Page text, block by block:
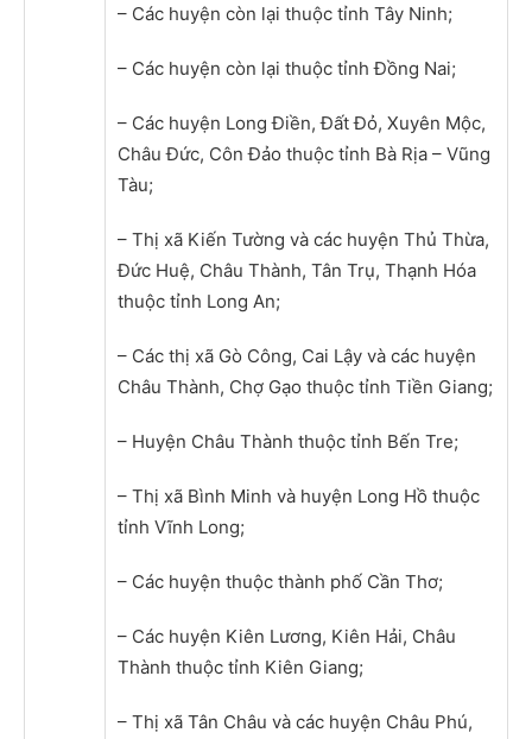
– Các huyện còn lại thuộc tỉnh Tây Ninh;
– Các huyện còn lại thuộc tỉnh Đồng Nai;
– Các huyện Long Điền, Đất Đỏ, Xuyên Mộc,
Châu Đức, Côn Đảo thuộc tỉnh Bà Rịa – Vũng
Tàu;
– Thị xã Kiến Tường và các huyện Thủ Thừa,
Đức Huệ, Châu Thành, Tân Trụ, Thạnh Hóa
thuộc tỉnh Long An;
– Các thị xã Gò Công, Cai Lậy và các huyện
Châu Thành, Chợ Gạo thuộc tỉnh Tiền Giang;
– Huyện Châu Thành thuộc tỉnh Bến Tre;
– Thị xã Bình Minh và huyện Long Hồ thuộc
tỉnh Vĩnh Long;
– Các huyện thuộc thành phố Cần Thơ;
– Các huyện Kiên Lương, Kiên Hải, Châu
Thành thuộc tỉnh Kiên Giang;
– Thị xã Tân Châu và các huyện Châu Phú,